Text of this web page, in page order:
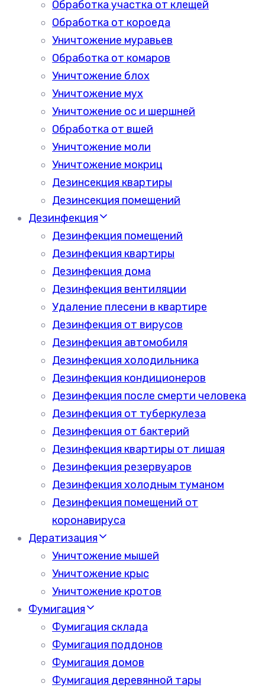
Обработка участка от клещей
Обработка от короеда
Уничтожение муравьев
Обработка от комаров
Уничтожение блох
Уничтожение мух
Уничтожение ос и шершней
Обработка от вшей
Уничтожение моли
Уничтожение мокриц
Дезинсекция квартиры
Дезинсекция помещений
Дезинфекция
Дезинфекция помещений
Дезинфекция квартиры
Дезинфекция дома
Дезинфекция вентиляции
Удаление плесени в квартире
Дезинфекция от вирусов
Дезинфекция автомобиля
Дезинфекция холодильника
Дезинфекция кондиционеров
Дезинфекция после смерти человека
Дезинфекция от туберкулеза
Дезинфекция от бактерий
Дезинфекция квартиры от лишая
Дезинфекция резервуаров
Дезинфекция холодным туманом
Дезинфекция помещений от
коронавируса
Дератизация
Уничтожение мышей
Уничтожение крыс
Уничтожение кротов
Фумигация
Фумигация склада
Фумигация поддонов
Фумигация домов
Фумигация деревянной тары